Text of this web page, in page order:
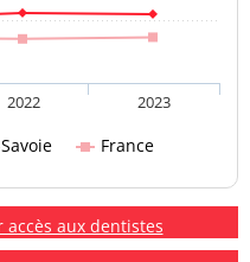
France
2022 2023
aux dentistes